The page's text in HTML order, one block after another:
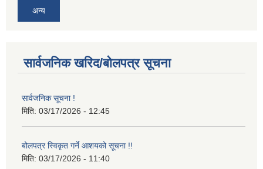
अन्य
सार्वजनिक खरिद/बोलपत्र सूचना
सार्वजनिक सूचना !
मिति: 03/17/2026 - 12:45
बोलपत्र स्विकृत गर्ने आशयको सूचना !!
मिति: 03/17/2026 - 11:40